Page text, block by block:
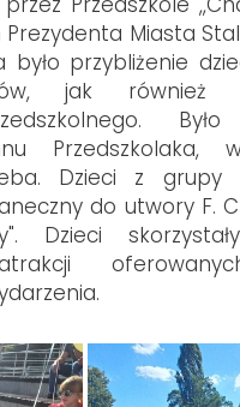
Miasta
przybliżenie
jak również
Przedszkolaka,
Dzieci z grupy
do utwory F.
Dzieci